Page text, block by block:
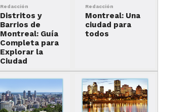
Redacción
Distritos y
Barrios de
Montreal: Guía
Completa para
Explorar la
Ciudad
Redacción
Montreal: Una
ciudad para
todos